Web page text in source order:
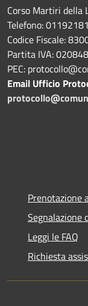
Corso Martiri della
Telefono:
Codice Fiscale:
Partita IVA:
PEC:
Email Ufficio
Prenotazione
Segnalazione
Leggi le FAQ
Richiesta